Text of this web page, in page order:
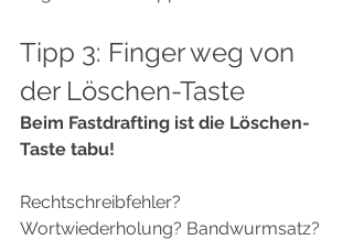
Tipp 3: Finger weg von
der Löschen-Taste
Beim Fastdrafting ist die Löschen-
Taste tabu!
Rechtschreibfehler?
Wortwiederholung? Bandwurmsatz?